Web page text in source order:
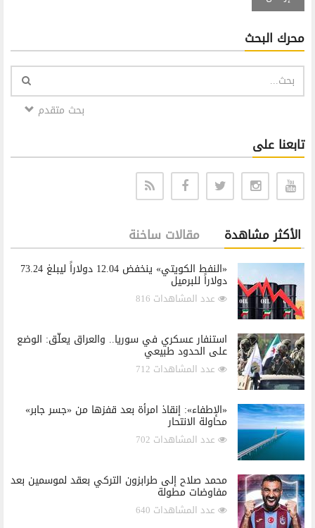
محرك البحث
بحث متقدم
تابعنا على
الأكثر مشاهدة مقالات ساخنة
«النفط الكويتي» ينخفض 12.04 دولاراً ليبلغ 73.24
دولاراً للبرميل
عدد المشاهدات 816
استنفار عسكري في سوريا.. والعراق يعلّق: الوضع
على الحدود طبيعي
عدد المشاهدات 712
«الإطفاء»: إنقاذ امرأة بعد قفزها من «جسر جابر»
محاولة الانتحار
عدد المشاهدات 702
محمد صلاح إلى طرابزون التركي بعقد لموسمين بعد
مفاوضات مطولة
عدد المشاهدات 640